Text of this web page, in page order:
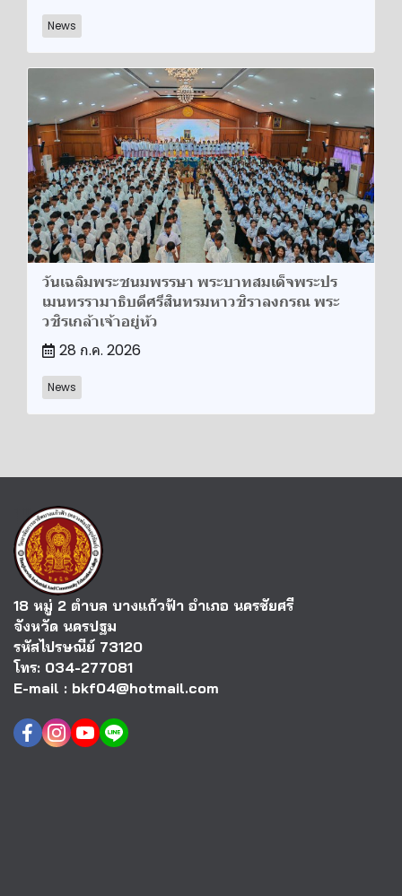
News
วันเฉลิมพระชนมพรรษา พระบาทสมเด็จพระปร
เมนทรรามาธิบดีศรีสินทรมหาวชิราลงกรณ พระ
วชิรเกล้าเจ้าอยู่หัว
28 ก.ค. 2026
News
18 หมู่ 2 ตำบล บางแก้วฟ้า อำเภอ นครชัยศรี
จังหวัด นครปฐม
รหัสไปรษณีย์ 73120
โทร: 034-277081
E-mail : bkf04@hotmail.com